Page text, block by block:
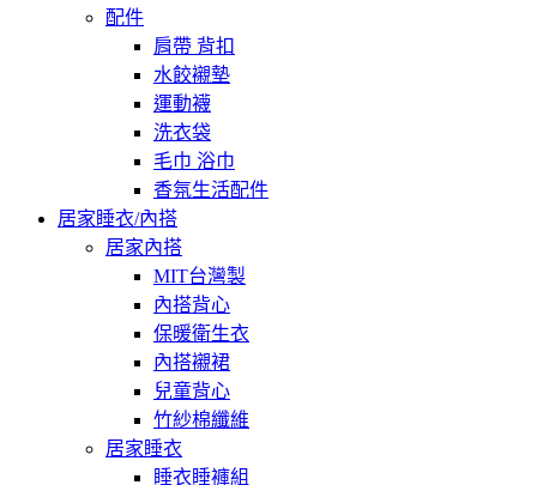
配件
肩帶 背扣
水餃襯墊
運動襪
洗衣袋
毛巾 浴巾
香氛生活配件
居家睡衣/內搭
居家內搭
MIT台灣製
內搭背心
保暖衛生衣
內搭襯裙
兒童背心
竹紗棉纖維
居家睡衣
睡衣睡褲組